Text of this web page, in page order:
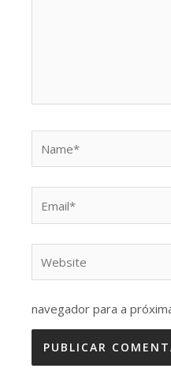
navegador para a